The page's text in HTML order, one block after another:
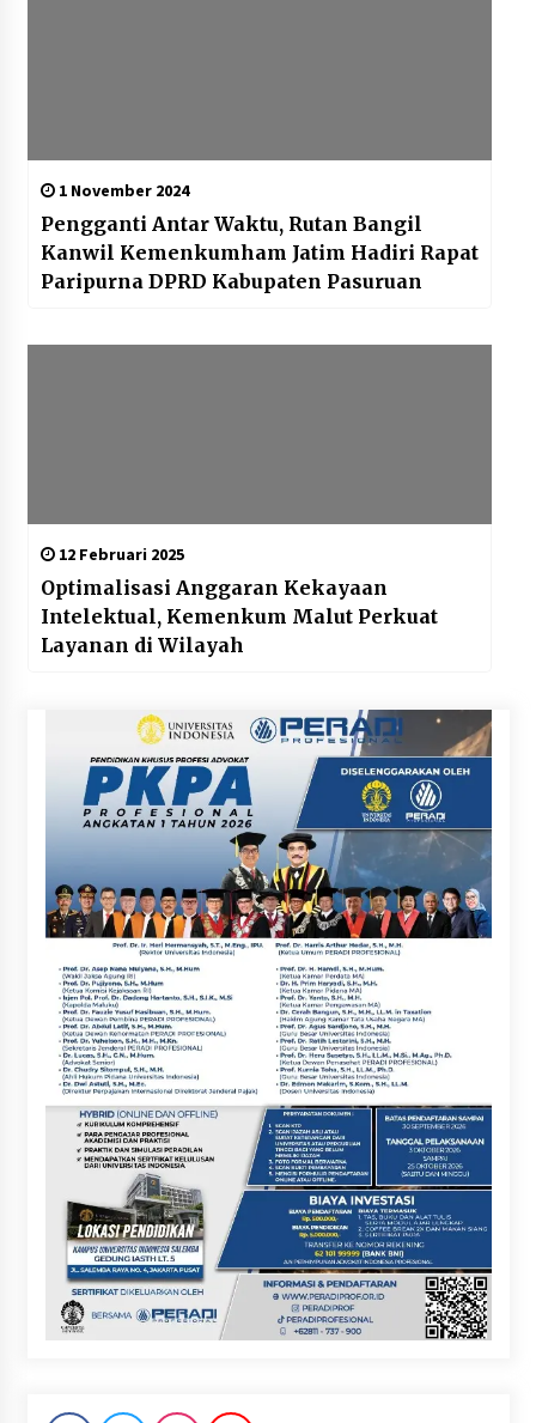
1 November 2024
Pengganti Antar Waktu, Rutan Bangil
Kanwil Kemenkumham Jatim Hadiri Rapat
Paripurna DPRD Kabupaten Pasuruan
12 Februari 2025
Optimalisasi Anggaran Kekayaan
Intelektual, Kemenkum Malut Perkuat
Layanan di Wilayah